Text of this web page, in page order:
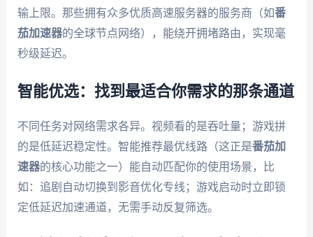
输上限。那些拥有众多优质高速服务器的服务商（如番
茄加速器的全球节点网络），能绕开拥堵路由，实现毫
秒级延迟。
智能优选：找到最适合你需求的那条通道
不同任务对网络需求各异。视频看的是吞吐量；游戏拼
的是低延迟稳定性。智能推荐最优线路（这正是番茄加
速器的核心功能之一）能自动匹配你的使用场景，比
如：追剧自动切换到影音优化专线；游戏启动时立即锁
定低延迟加速通道，无需手动反复筛选。